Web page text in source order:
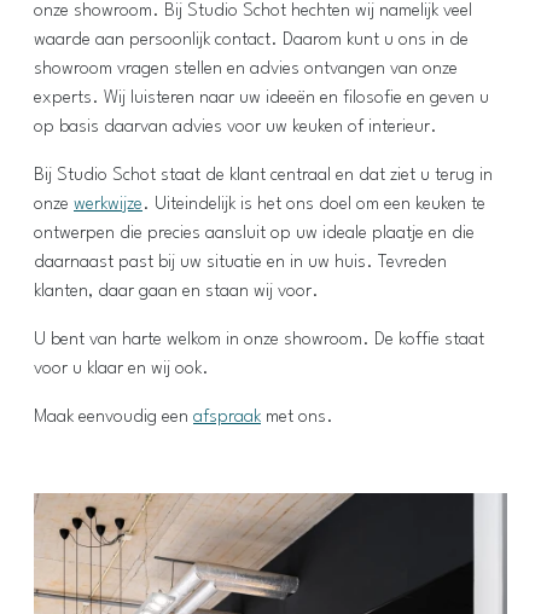
onze showroom. Bij Studio Schot hechten wij namelijk veel
waarde aan persoonlijk contact. Daarom kunt u ons in de
showroom vragen stellen en advies ontvangen van onze
experts. Wij luisteren naar uw ideeën en filosofie en geven u
op basis daarvan advies voor uw keuken of interieur.
Bij Studio Schot staat de klant centraal en dat ziet u terug in
onze werkwijze . Uiteindelijk is het ons doel om een keuken te
ontwerpen die precies aansluit op uw ideale plaatje en die
daarnaast past bij uw situatie en in uw huis. Tevreden
klanten, daar gaan en staan wij voor.
U bent van harte welkom in onze showroom. De koffie staat
voor u klaar en wij ook.
Maak eenvoudig een afspraak met ons.